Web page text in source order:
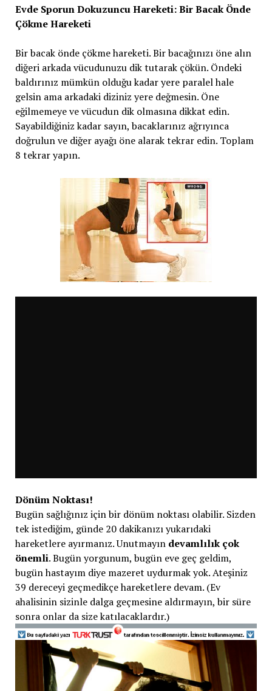
Evde Sporun Dokuzuncu Hareketi: Bir Bacak Önde
Çökme Hareketi
Bir bacak önde çökme hareketi. Bir bacağınızı öne alın
diğeri arkada vücudunuzu dik tutarak çökün. Öndeki
baldırınız mümkün olduğu kadar yere paralel hale
gelsin ama arkadaki diziniz yere değmesin. Öne
eğilmemeye ve vücudun dik olmasına dikkat edin.
Sayabildiğiniz kadar sayın, bacaklarınız ağrıyınca
doğrulun ve diğer ayağı öne alarak tekrar edin. Toplam
8 tekrar yapın.
Dönüm Noktası!
Bugün sağlığınız için bir dönüm noktası olabilir. Sizden
tek istediğim, günde 20 dakikanızı yukarıdaki
hareketlere ayırmanız. Unutmayın devamlılık çok
önemli. Bugün yorgunum, bugün eve geç geldim,
bugün hastayım diye mazeret uydurmak yok. Ateşiniz
39 dereceyi geçmedikçe hareketlere devam. (Ev
ahalisinin sizinle dalga geçmesine aldırmayın, bir süre
sonra onlar da size katılacaklardır.)